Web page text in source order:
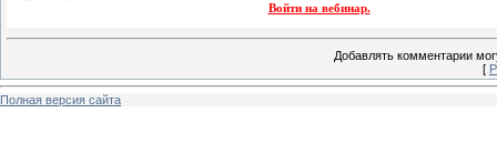
Войти на вебинар.
Добавлять комментарии
[
Полная версия сайта